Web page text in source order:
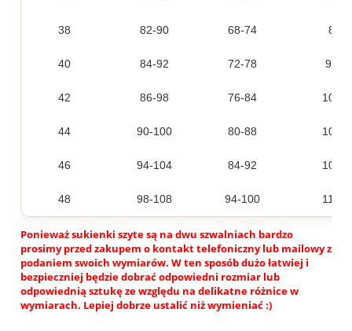
38 82-90 68-74 88-
40 84-92 72-78 94-
42 86-98 76-84 100-
44 90-100 80-88 102-
46 94-104 84-92 106-
48 98-108 94-100 110-
Ponieważ sukienki szyte są na dwu szwalniach bardzo
prosimy przed zakupem o kontakt telefoniczny lub mailowy z
podaniem swoich wymiarów. W ten sposób dużo łatwiej i
bezpieczniej będzie dobrać odpowiedni rozmiar lub
odpowiednią sztukę ze względu na delikatne różnice w
wymiarach. Lepiej dobrze ustalić niż wymieniać :)